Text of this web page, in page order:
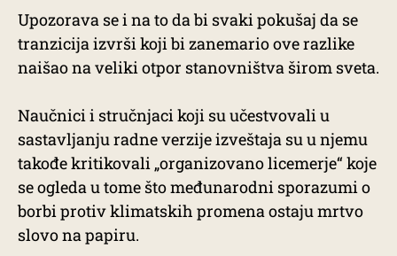
Upozorava se i na to da bi svaki pokušaj da se
tranzicija izvrši koji bi zanemario ove razlike
naišao na veliki otpor stanovništva širom sveta.
Naučnici i stručnjaci koji su učestvovali u
sastavljanju radne verzije izveštaja su u njemu
takođe kritikovali „organizovano licemerje“ koje
se ogleda u tome što međunarodni sporazumi o
borbi protiv klimatskih promena ostaju mrtvo
slovo na papiru.